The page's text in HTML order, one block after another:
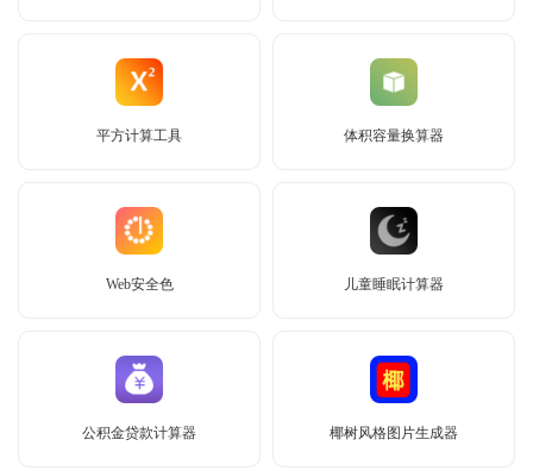
平方计算工具 体积容量换算器
Web安全色 儿童睡眠计算器
公积金贷款计算器 椰树风格图片生成器